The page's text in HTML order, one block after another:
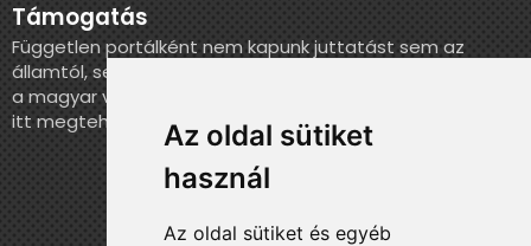
Az oldal sütiket
használ
Az oldal sütiket és egyéb
Támogatás
Független portálként nem kapunk juttatást sem az
államtól, sem más szervezettől. Ha szeretnél segíteni
a magyar válogatott történelmének feldolgozásában,
itt megteheted.